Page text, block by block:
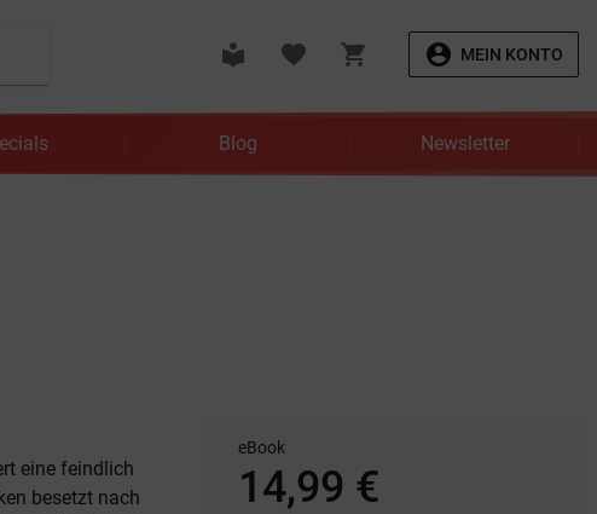
local_library favorite shopping_cart account_circle MEIN KONTO
Blog Newsletter
eine feindlich
besetzt nach
eBook
14,99 €